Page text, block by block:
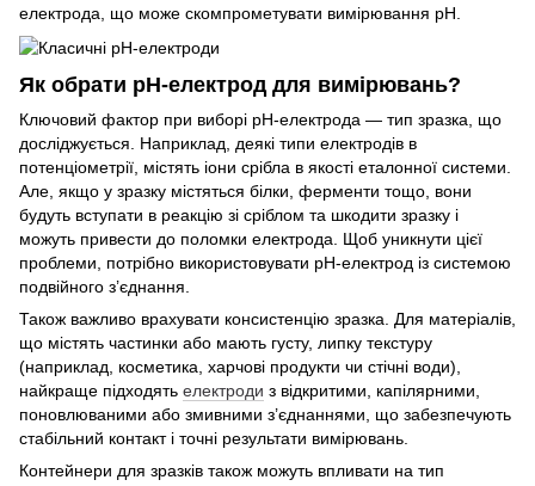
електрода, що може скомпрометувати вимірювання рН.
Як обрати рН-електрод для вимірювань?
Ключовий фактор при виборі рН-електрода — тип зразка, що
досліджується. Наприклад, деякі типи електродів в
потенціометрії, містять іони срібла в якості еталонної системи.
Але, якщо у зразку містяться білки, ферменти тощо, вони
будуть вступати в реакцію зі сріблом та шкодити зразку і
можуть привести до поломки електрода. Щоб уникнути цієї
проблеми, потрібно використовувати рН-електрод із системою
подвійного з’єднання.
Також важливо врахувати консистенцію зразка. Для матеріалів,
що містять частинки або мають густу, липку текстуру
(наприклад, косметика, харчові продукти чи стічні води),
найкраще підходять електроди з відкритими, капілярними,
поновлюваними або змивними з’єднаннями, що забезпечують
стабільний контакт і точні результати вимірювань.
Контейнери для зразків також можуть впливати на тип